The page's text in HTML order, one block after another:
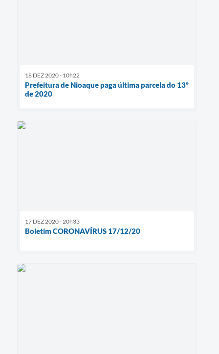
18 DEZ 2020 - 10h22
Prefeitura de Nioaque paga última parcela do 13º
de 2020
17 DEZ 2020 - 20h33
Boletim CORONAVÍRUS 17/12/20